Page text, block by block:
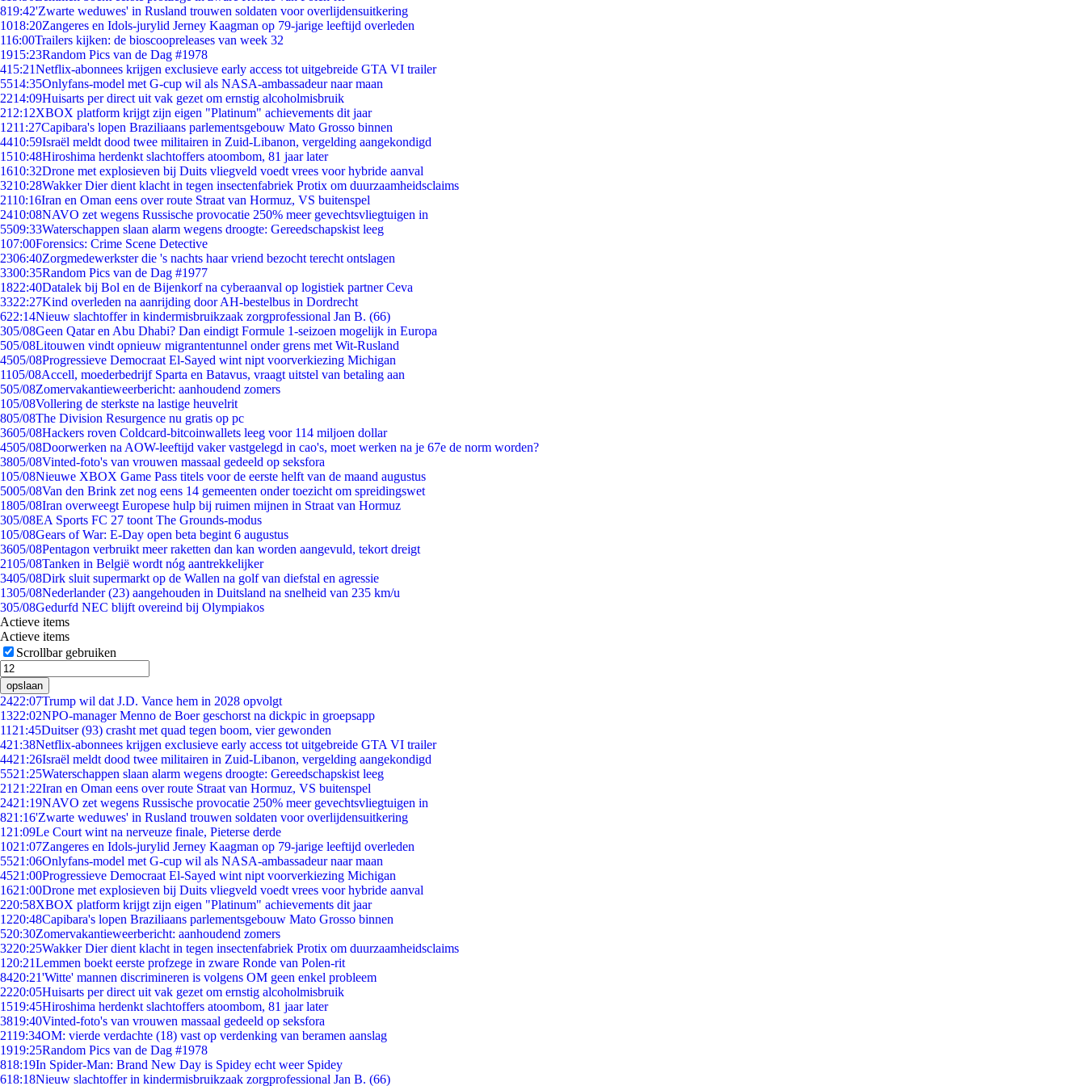
819:42'Zwarte weduwes' in Rusland trouwen soldaten voor overlijdensuitkering
1018:20Zangeres en Idols-jurylid Jerney Kaagman op 79-jarige leeftijd overleden
116:00Trailers kijken: de bioscoopreleases van week 32
1915:23Random Pics van de Dag #1978
415:21Netflix-abonnees krijgen exclusieve early access tot uitgebreide GTA VI trailer
5514:35Onlyfans-model met G-cup wil als NASA-ambassadeur naar maan
2214:09Huisarts per direct uit vak gezet om ernstig alcoholmisbruik
212:12XBOX platform krijgt zijn eigen "Platinum" achievements dit jaar
1211:27Capibara's lopen Braziliaans parlementsgebouw Mato Grosso binnen
4410:59Israël meldt dood twee militairen in Zuid-Libanon, vergelding aangekondigd
1510:48Hiroshima herdenkt slachtoffers atoombom, 81 jaar later
1610:32Drone met explosieven bij Duits vliegveld voedt vrees voor hybride aanval
3210:28Wakker Dier dient klacht in tegen insectenfabriek Protix om duurzaamheidsclaims
2110:16Iran en Oman eens over route Straat van Hormuz, VS buitenspel
2410:08NAVO zet wegens Russische provocatie 250% meer gevechtsvliegtuigen in
5509:33Waterschappen slaan alarm wegens droogte: Gereedschapskist leeg
107:00Forensics: Crime Scene Detective
2306:40Zorgmedewerkster die 's nachts haar vriend bezocht terecht ontslagen
3300:35Random Pics van de Dag #1977
1822:40Datalek bij Bol en de Bijenkorf na cyberaanval op logistiek partner Ceva
3322:27Kind overleden na aanrijding door AH-bestelbus in Dordrecht
622:14Nieuw slachtoffer in kindermisbruikzaak zorgprofessional Jan B. (66)
305/08Geen Qatar en Abu Dhabi? Dan eindigt Formule 1-seizoen mogelijk in Europa
505/08Litouwen vindt opnieuw migrantentunnel onder grens met Wit-Rusland
4505/08Progressieve Democraat El-Sayed wint nipt voorverkiezing Michigan
1105/08Accell, moederbedrijf Sparta en Batavus, vraagt uitstel van betaling aan
505/08Zomervakantieweerbericht: aanhoudend zomers
105/08Vollering de sterkste na lastige heuvelrit
805/08The Division Resurgence nu gratis op pc
3605/08Hackers roven Coldcard-bitcoinwallets leeg voor 114 miljoen dollar
4505/08Doorwerken na AOW-leeftijd vaker vastgelegd in cao's, moet werken na je 67e de norm worden?
3805/08Vinted-foto's van vrouwen massaal gedeeld op seksfora
105/08Nieuwe XBOX Game Pass titels voor de eerste helft van de maand augustus
5005/08Van den Brink zet nog eens 14 gemeenten onder toezicht om spreidingswet
1805/08Iran overweegt Europese hulp bij ruimen mijnen in Straat van Hormuz
305/08EA Sports FC 27 toont The Grounds-modus
105/08Gears of War: E-Day open beta begint 6 augustus
3605/08Pentagon verbruikt meer raketten dan kan worden aangevuld, tekort dreigt
2105/08Tanken in België wordt nóg aantrekkelijker
3405/08Dirk sluit supermarkt op de Wallen na golf van diefstal en agressie
1305/08Nederlander (23) aangehouden in Duitsland na snelheid van 235 km/u
305/08Gedurfd NEC blijft overeind bij Olympiakos
Actieve items
Actieve items
Scrollbar gebruiken
opslaan
2422:07Trump wil dat J.D. Vance hem in 2028 opvolgt
1322:02NPO-manager Menno de Boer geschorst na dickpic in groepsapp
11 21:45Duitser (93) crasht met quad tegen boom, vier gewonden
421:38Netflix-abonnees krijgen exclusieve early access tot uitgebreide GTA VI trailer
4421:26Israël meldt dood twee militairen in Zuid-Libanon, vergelding aangekondigd
5521:25Waterschappen slaan alarm wegens droogte: Gereedschapskist leeg
21 21:22Iran en Oman eens over route Straat van Hormuz, VS buitenspel
2421:19NAVO zet wegens Russische provocatie 250% meer gevechtsvliegtuigen in
821:16'Zwarte weduwes' in Rusland trouwen soldaten voor overlijdensuitkering
1 21:09Le Court wint na nerveuze finale, Pieterse derde
1021:07Zangeres en Idols-jurylid Jerney Kaagman op 79-jarige leeftijd overleden
5521:06Onlyfans-model met G-cup wil als NASA-ambassadeur naar maan
4521:00Progressieve Democraat El-Sayed wint nipt voorverkiezing Michigan
1621:00Drone met explosieven bij Duits vliegveld voedt vrees voor hybride aanval
220:58XBOX platform krijgt zijn eigen "Platinum" achievements dit jaar
1220:48Capibara's lopen Braziliaans parlementsgebouw Mato Grosso binnen
520:30Zomervakantieweerbericht: aanhoudend zomers
3220:25Wakker Dier dient klacht in tegen insectenfabriek Protix om duurzaamheidsclaims
1 20:21Lemmen boekt eerste profzege in zware Ronde van Polen-rit
8420:21'Witte' mannen discrimineren is volgens OM geen enkel probleem
2220:05Huisarts per direct uit vak gezet om ernstig alcoholmisbruik
1519:45Hiroshima herdenkt slachtoffers atoombom, 81 jaar later
3819:40Vinted-foto's van vrouwen massaal gedeeld op seksfora
2119:34OM: vierde verdachte (18) vast op verdenking van beramen aanslag
1919:25Random Pics van de Dag #1978
818:19In Spider-Man: Brand New Day is Spidey echt weer Spidey
618:18Nieuw slachtoffer in kindermisbruikzaak zorgprofessional Jan B. (66)